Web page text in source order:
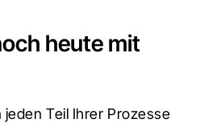
heute mit
Teil Ihrer Prozesse